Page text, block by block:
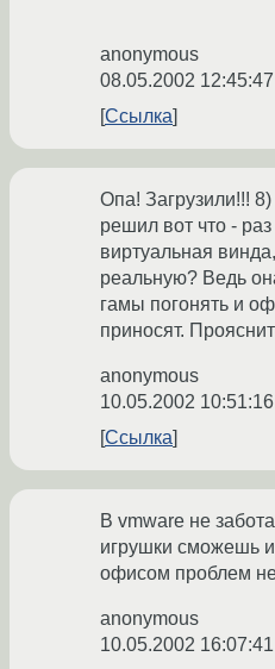
anonymous
08.05.2002
Ссылка
Опа! Загрузили!!!
решил вот что -
виртуальная
реальную? Ведь
гамы погонять и
приносят.
anonymous
10.05.2002
Ссылка
В vmware не
игрушки сможешь
офисом проблем
anonymous
10.05.2002